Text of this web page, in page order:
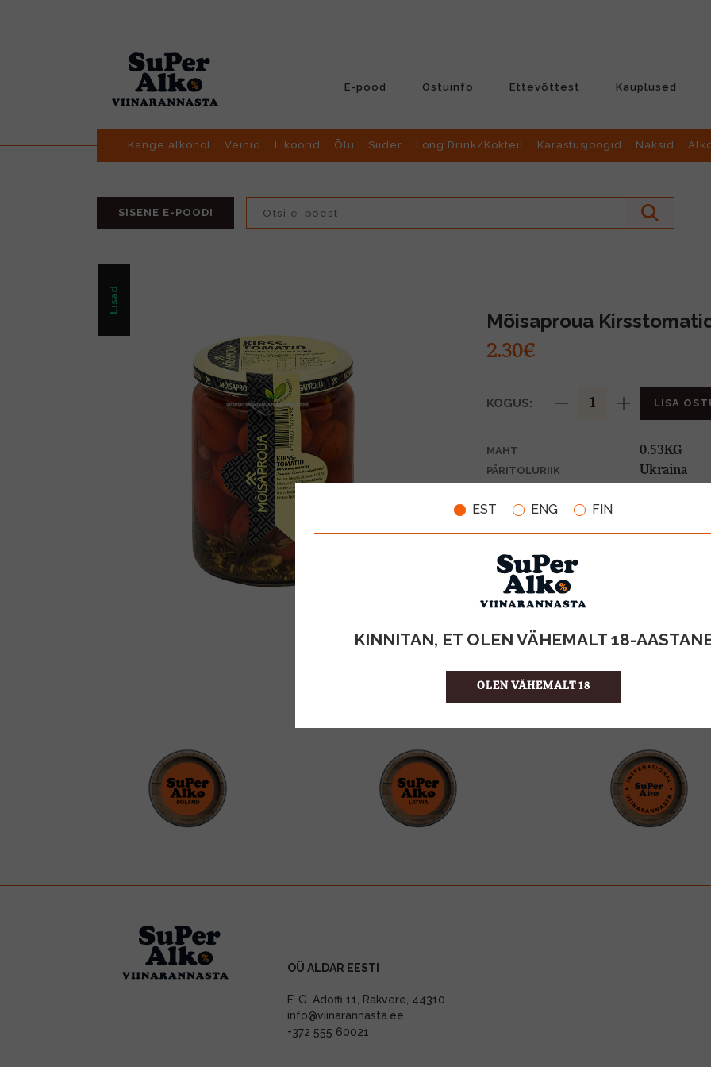
EST ENG FIN
KINNITAN, ET OLEN VÄHEMALT 18-
OLEN VÄHEMALT 18
E-pood Ostuinfo Ettevõttest Kauplused
Kange alkohol Veinid Liköörid Õlu Siider Long Drink/Kokteil Karastusjoogid Näksid
SISENE E-POODI
Lisad
Mõisaproua
2.30€
KOGUS: LISA
MAHT 0.53KG
PÄRITOLURIIK Ukraina
KOOD
KOGUS KASTIS
OÜ ALDAR EESTI
F. G. Adoffi 11, Rakvere, 44310
info@viinarannasta.ee
+372 555 60021